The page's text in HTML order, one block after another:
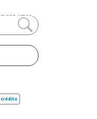
crédito